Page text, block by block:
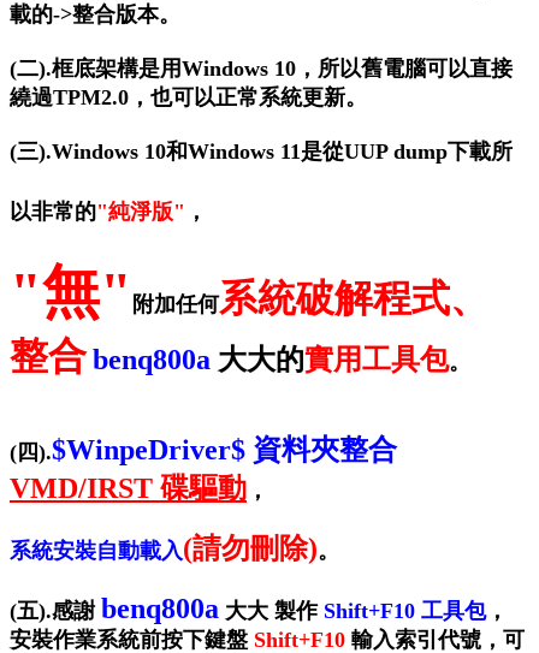
載的->整合版本。
(二).框底架構是用Windows 10，所以舊電腦可以直接
繞過TPM2.0，也可以正常系統更新。
(三).Windows 10和Windows 11是從UUP dump下載所
以非常的"純淨版" ，
"無" 附加任何系統破解程式、
整合benq800a 大大的實用工具包。
(四).$WinpeDriver$ 資料夾整合
VMD/IRST 碟驅動 ，
系統安裝自動載入(請勿刪除)。
(五).感謝 benq800a 大大 製作 Shift+F10 工具包，
安裝作業系統前按下鍵盤 Shift+F10 輸入索引代號，可